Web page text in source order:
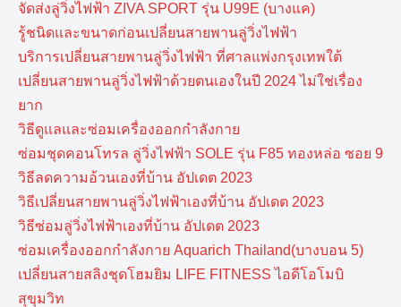
จัดส่งลู่วิ่งไฟฟ้า ZIVA SPORT รุ่น U99E (บางแค)
รู้ชนิดและขนาดก่อนเปลี่ยนสายพานลู่วิ่งไฟฟ้า
บริการเปลี่ยนสายพานลู่วิ่งไฟฟ้า ที่​ศาลแพ่งกรุงเทพ​ใต้
เปลี่ยนสายพานลู่วิ่งไฟฟ้าด้วยตนเองในปี 2024 ไม่ใช่เรื่อง
ยาก
วิธีดูแลและซ่อมเครื่องออกกำลังกาย
ซ่อมชุดคอนโทรล ลู่วิ่งไฟฟ้า SOLE รุ่น F85 ทองหล่อ ซอย 9
วิธีลดความอ้วนเองที่บ้าน อัปเดต 2023
วิธีเปลี่ยนสายพานลู่วิ่งไฟฟ้าเองที่บ้าน อัปเดต 2023
วิธีซ่อมลู่วิ่งไฟฟ้าเองที่บ้าน อัปเดต 2023
ซ่อมเครื่องออกกำลังกาย Aquarich Thailand(บางบอน 5)
เปลี่ยนสายสลิงชุดโฮมยิม LIFE FITNESS ไอดีโอโมบิ
สุขุมวิท